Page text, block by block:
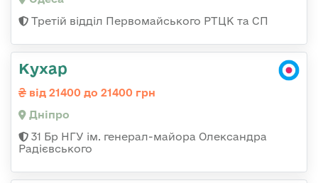
Третій відділ Первомайського РТЦК та СП
Кухар
від 21400 до 21400 грн
Дніпро
31 Бр НГУ ім. генерал-майора Олександра
Радієвського